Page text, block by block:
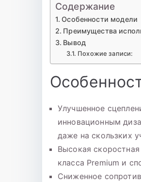
Содержание
Особенности модели
Преимущества
Вывод
Похожие записи:
Улучшенное
инновационным
даже на скользких
Высокая
класса Premium и
Сниженное